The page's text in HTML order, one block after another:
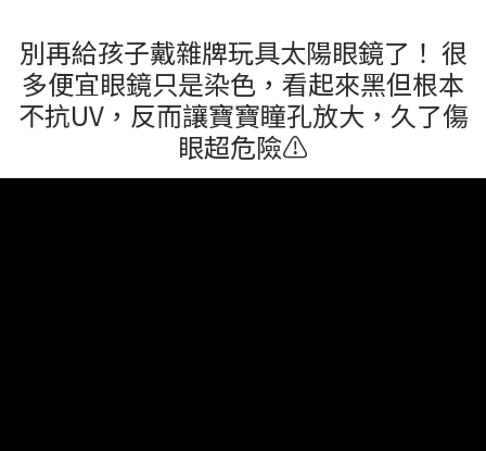
別再給孩子戴雜牌玩具太陽眼鏡了！ 很
多便宜眼鏡只是染色，看起來黑但根本
不抗UV，反而讓寶寶瞳孔放大，久了傷
眼超危險⚠️